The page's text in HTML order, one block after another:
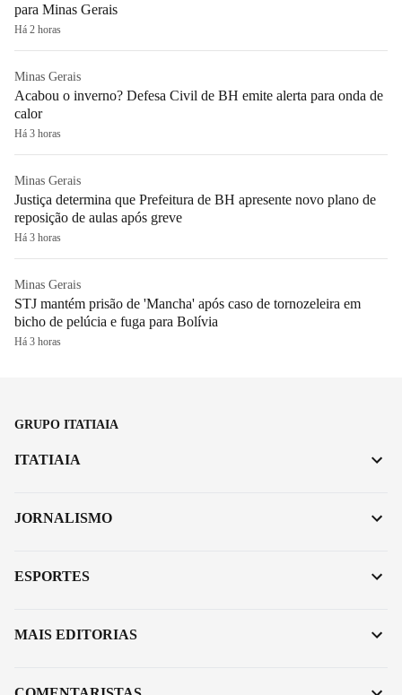
para Minas Gerais
Há 2 horas
Minas Gerais
Acabou o inverno? Defesa Civil de BH emite alerta para onda de
calor
Há 3 horas
Minas Gerais
Justiça determina que Prefeitura de BH apresente novo plano de
reposição de aulas após greve
Há 3 horas
Minas Gerais
STJ mantém prisão de 'Mancha' após caso de tornozeleira em
bicho de pelúcia e fuga para Bolívia
Há 3 horas
GRUPO ITATIAIA
ITATIAIA
JORNALISMO
ESPORTES
MAIS EDITORIAS